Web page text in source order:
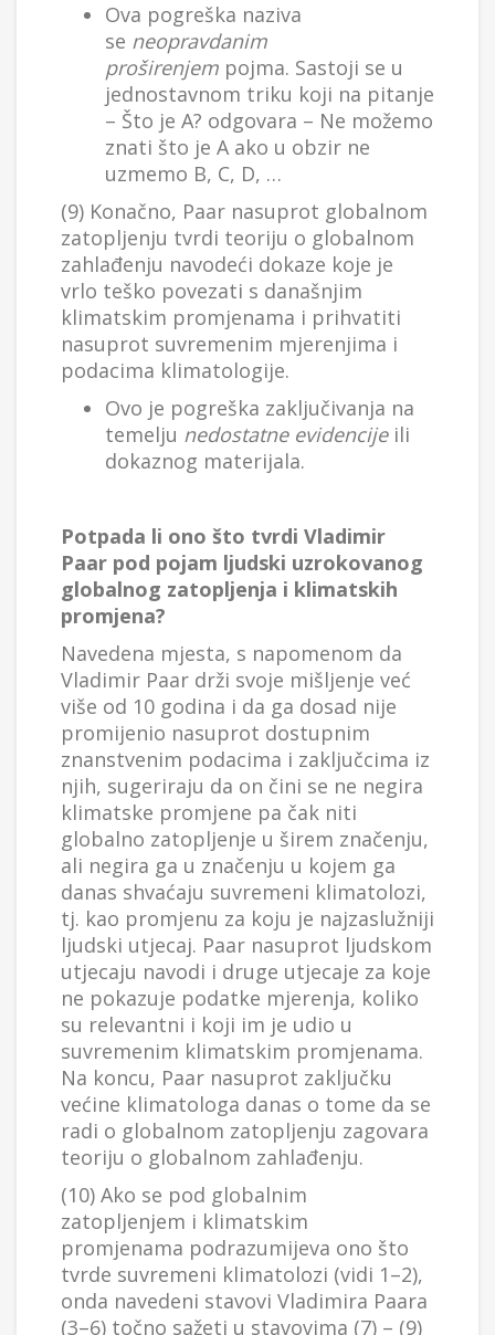
Ova pogreška naziva
se neopravdanim
proširenjem pojma. Sastoji se u
jednostavnom triku koji na pitanje
– Što je A? odgovara – Ne možemo
znati što je A ako u obzir ne
uzmemo B, C, D, …
(9) Konačno, Paar nasuprot globalnom
zatopljenju tvrdi teoriju o globalnom
zahlađenju navodeći dokaze koje je
vrlo teško povezati s današnjim
klimatskim promjenama i prihvatiti
nasuprot suvremenim mjerenjima i
podacima klimatologije.
Ovo je pogreška zaključivanja na
temelju nedostatne evidencijeili
dokaznog materijala.
Potpada li ono što tvrdi Vladimir
Paar pod pojam ljudski uzrokovanog
globalnog zatopljenja i klimatskih
promjena?
Navedena mjesta, s napomenom da
Vladimir Paar drži svoje mišljenje već
više od 10 godina i da ga dosad nije
promijenio nasuprot dostupnim
znanstvenim podacima i zaključcima iz
njih, sugeriraju da on čini se ne negira
klimatske promjene pa čak niti
globalno zatopljenje u širem značenju,
ali negira ga u značenju u kojem ga
danas shvaćaju suvremeni klimatolozi,
tj. kao promjenu za koju je najzaslužniji
ljudski utjecaj. Paar nasuprot ljudskom
utjecaju navodi i druge utjecaje za koje
ne pokazuje podatke mjerenja, koliko
su relevantni i koji im je udio u
suvremenim klimatskim promjenama.
Na koncu, Paar nasuprot zaključku
većine klimatologa danas o tome da se
radi o globalnom zatopljenju zagovara
teoriju o globalnom zahlađenju.
(10) Ako se pod globalnim
zatopljenjem i klimatskim
promjenama podrazumijeva ono što
tvrde suvremeni klimatolozi (vidi 1–2),
onda navedeni stavovi Vladimira Paara
(3–6) točno sažeti u stavovima (7) – (9)